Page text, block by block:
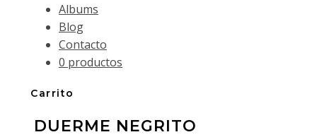
Albums
Blog
Contacto
0 productos
Carrito
DUERME NEGRITO